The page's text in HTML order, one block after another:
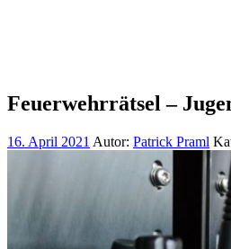
Feuerwehrrätsel –
16. April 2021 Autor: Patrick Praml